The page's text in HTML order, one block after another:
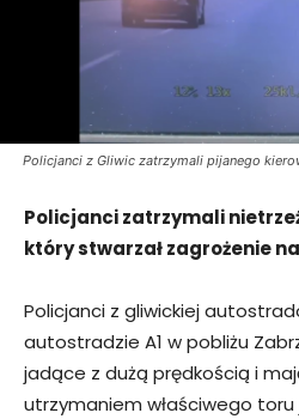
Policjanci z Gliwic zatrzymali pijanego
Policjanci zatrzymali
który stwarzał zagrożenie
Policjanci z gliwickiej
autostradzie A1 w pobliżu
jadące z dużą prędkością i
utrzymaniem właściwego